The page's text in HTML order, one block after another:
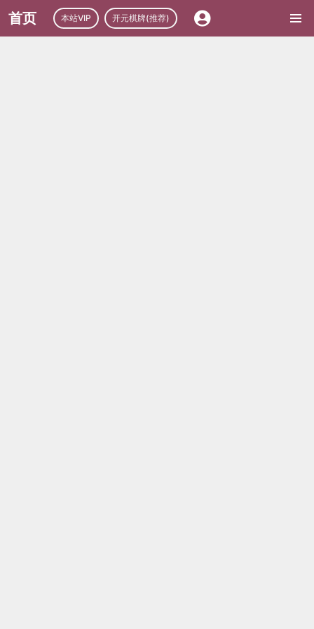
首页 本站VIP 开元棋牌(推荐)